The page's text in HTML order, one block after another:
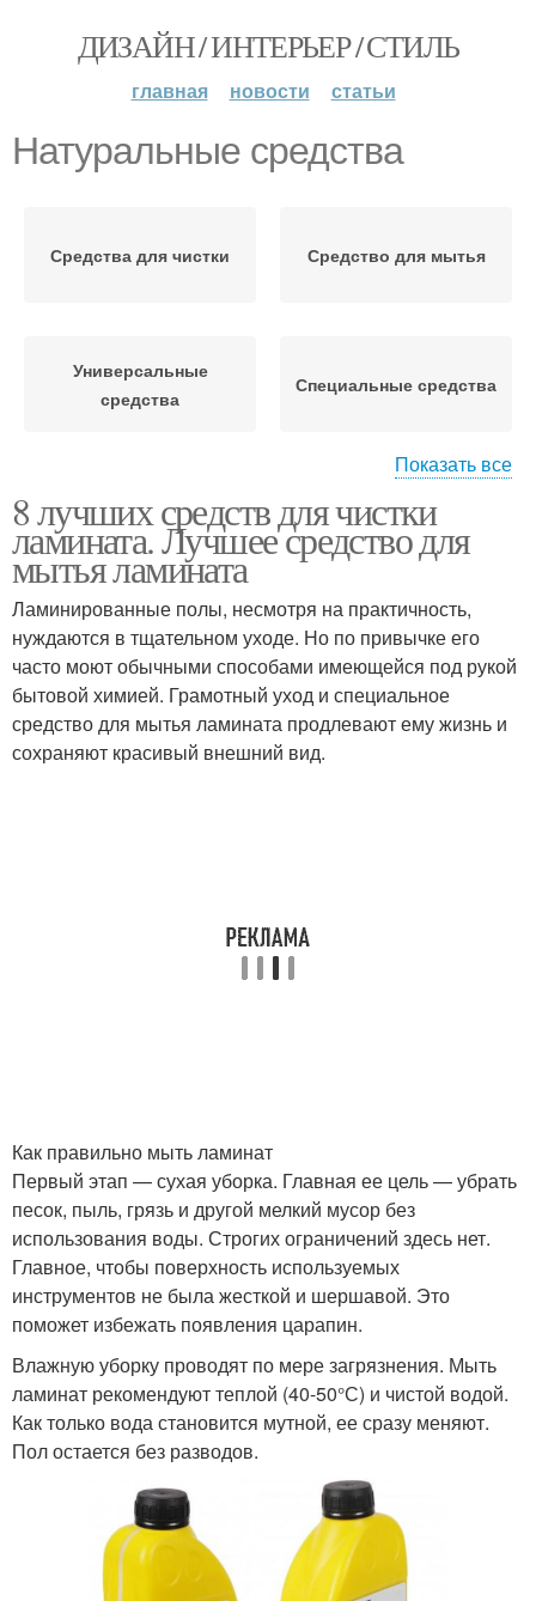
ДИЗАЙН / ИНТЕРЬЕР / СТИЛЬ
главная новости статьи
Натуральные средства
Средства для чистки Средство для мытья
Универсальные
средства
Специальные средства
Средства для мытья Средства для уборки
Органические средства
Натуральный
отбеливатель
Показать все
8 лучших средств для чистки
ламината. Лучшее средство для
мытья ламината
Ламинированные полы, несмотря на практичность,
нуждаются в тщательном уходе. Но по привычке его
часто моют обычными способами имеющейся под рукой
бытовой химией. Грамотный уход и специальное
средство для мытья ламината продлевают ему жизнь и
сохраняют красивый внешний вид.
Как правильно мыть ламинат
Первый этап — сухая уборка. Главная ее цель — убрать
песок, пыль, грязь и другой мелкий мусор без
использования воды. Строгих ограничений здесь нет.
Главное, чтобы поверхность используемых
инструментов не была жесткой и шершавой. Это
поможет избежать появления царапин.
Влажную уборку проводят по мере загрязнения. Мыть
ламинат рекомендуют теплой (40-50°С) и чистой водой.
Как только вода становится мутной, ее сразу меняют.
Пол остается без разводов.